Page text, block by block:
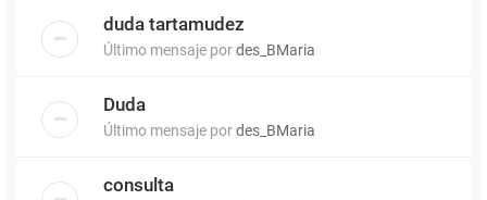
duda tartamudez
Último mensaje pordes_BMaria
Duda
Último mensaje pordes_BMaria
consulta